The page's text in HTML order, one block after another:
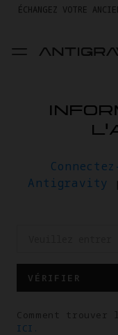
ÉCHANGEZ VOTRE
Antigravity
VÉRIFIER
Comment
ICI.